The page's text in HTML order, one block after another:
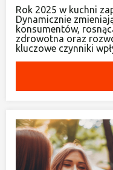
Rok 2025 w kuchni
Dynamicznie
konsumentów,
zdrowotna oraz
kluczowe czynniki